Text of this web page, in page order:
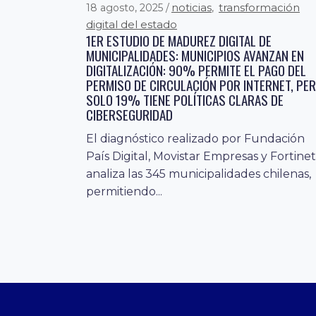
18 agosto, 2025 noticias, transformación
digital del estado
1ER ESTUDIO DE MADUREZ DIGITAL DE
MUNICIPALIDADES: MUNICIPIOS AVANZAN EN
DIGITALIZACIÓN: 90% PERMITE EL PAGO DEL
PERMISO DE CIRCULACIÓN POR INTERNET,
SOLO 19% TIENE POLÍTICAS CLARAS DE
CIBERSEGURIDAD
El diagnóstico realizado por Fundación
País Digital, Movistar Empresas y Fortinet
analiza las 345 municipalidades chilenas,
permitiendo...